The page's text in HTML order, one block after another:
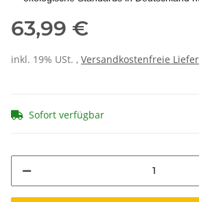
63,99 €
inkl. 19% USt. , Versandkostenfreie
Sofort verfügbar